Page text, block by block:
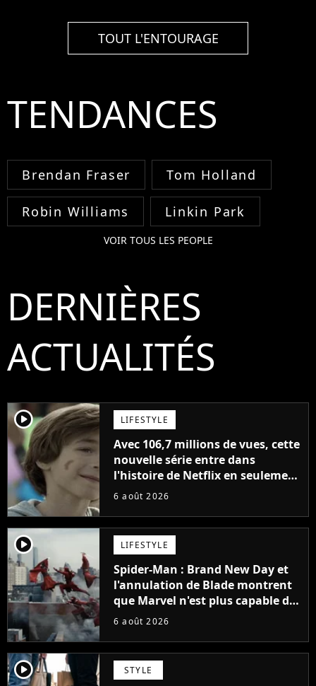
TOUT L'ENTOURAGE
TENDANCES
Brendan Fraser Tom Holland
Robin Williams Linkin Park
VOIR TOUS LES PEOPLE
DERNIÈRES
ACTUALITÉS
player2 LIFESTYLE
Avec 106,7 millions de vues, cette
nouvelle série entre dans
l'histoire de Netflix en seulement
48 jours
6 août 2026
player2 LIFESTYLE
Spider-Man : Brand New Day et
l'annulation de Blade montrent
que Marvel n'est plus capable de
faire quoi que ce soit de simple
6 août 2026
player2 STYLE